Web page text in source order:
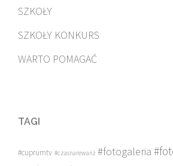
SZKOŁY
SZKOŁY KONKURS
WARTO POMAGAĆ
TAGI
#cuprumtv #czasnarewanż #fotogaleria